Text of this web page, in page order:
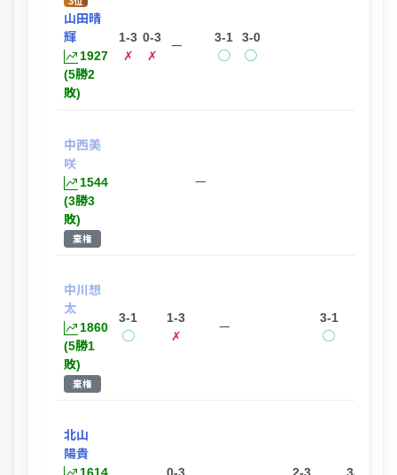
山田晴
輝
1927
(5勝2
敗)
1-3
✗
0-3
✗
ー
3-1
◯
3-0
◯
中西美
咲
1544
(3勝3
敗)
棄権
ー
中川想
太
1860
(5勝1
敗)
棄権
3-1
◯
1-3
✗
ー
3-1
◯
北山
陽貴